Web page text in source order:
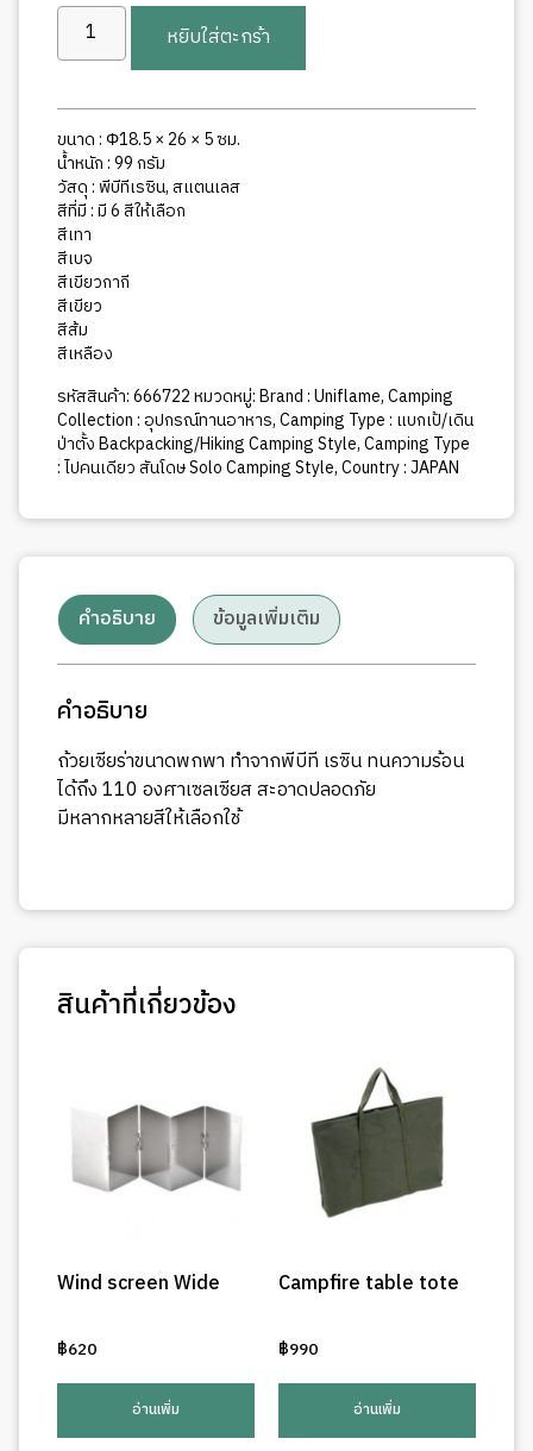
จำนวน
Color
cup
900
gray
ชิ้น
หยิบใส่ตะกร้า
ขนาด : Φ18.5 × 26 × 5 ซม.
น้ำหนัก : 99 กรัม
วัสดุ : พีบีทีเรซิน, สแตนเลส
สีที่มี : มี 6 สีให้เลือก
สีเทา
สีเบจ
สีเขียวกากี
สีเขียว
สีส้ม
สีเหลือง
รหัสสินค้า:666722หมวดหมู่:Brand : Uniflame,Camping
Collection : อุปกรณ์ทานอาหาร,Camping Type : แบกเป้/เดิน
ป่าตั้ง Backpacking/Hiking Camping Style,Camping Type
: ไปคนเดียว สันโดษ Solo Camping Style,Country : JAPAN
คำอธิบาย ข้อมูลเพิ่มเติม
คำอธิบาย
ถ้วยเซียร่าขนาดพกพา ทำจากพีบีที เรซิน ทนความร้อน
ได้ถึง 110 องศาเซลเซียส สะอาดปลอดภัย
มีหลากหลายสีให้เลือกใช้
สินค้าที่เกี่ยวข้อง
Wind screen Wide
฿620
อ่านเพิ่ม
Campfire table tote
฿990
อ่านเพิ่ม